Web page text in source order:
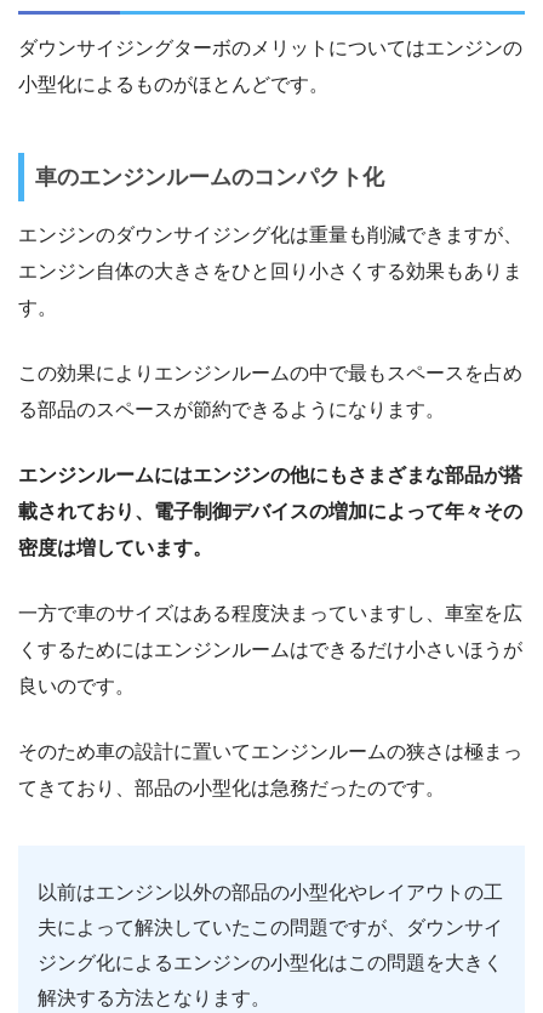
ダウンサイジングターボのメリットについてはエンジンの
小型化によるものがほとんどです。
車のエンジンルームのコンパクト化
エンジンのダウンサイジング化は重量も削減できますが、
エンジン自体の大きさをひと回り小さくする効果もありま
す。
この効果によりエンジンルームの中で最もスペースを占め
る部品のスペースが節約できるようになります。
エンジンルームにはエンジンの他にもさまざまな部品が搭
載されており、電子制御デバイスの増加によって年々その
密度は増しています。
一方で車のサイズはある程度決まっていますし、車室を広
くするためにはエンジンルームはできるだけ小さいほうが
良いのです。
そのため車の設計に置いてエンジンルームの狭さは極まっ
てきており、部品の小型化は急務だったのです。
以前はエンジン以外の部品の小型化やレイアウトの工
夫によって解決していたこの問題ですが、ダウンサイ
ジング化によるエンジンの小型化はこの問題を大きく
解決する方法となります。